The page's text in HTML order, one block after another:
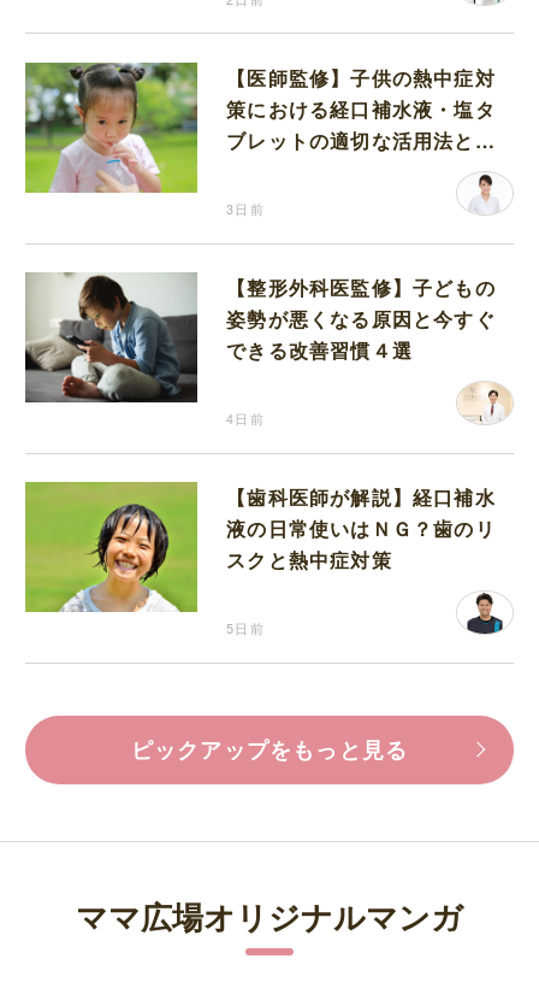
【医師監修】子供の熱中症対
策における経口補水液・塩タ
ブレットの適切な活用法と水
3日前
【整形外科医監修】子どもの
姿勢が悪くなる原因と今すぐ
できる改善習慣４選
4日前
【歯科医師が解説】経口補水
液の日常使いはＮＧ？歯のリ
スクと熱中症対策
5日前
ピックアップをもっと見る
ママ広場オリジナルマンガ